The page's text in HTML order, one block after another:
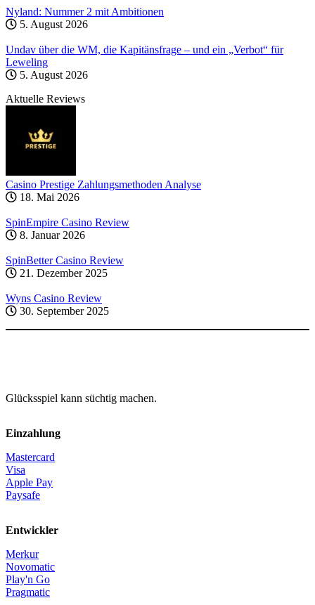
Nyland: Nummer 2 mit Ambitionen
5. August 2026
Undav über die WM, die Kapitänsfrage – und ein „Verbot“ für
Leweling
5. August 2026
Aktuelle Reviews
Casino Prestige Zahlungsmethoden Analyse
18. Mai 2026
SpinEmpire Casino Review
8. Januar 2026
SpinBetter Casino Review
21. Dezember 2025
Wyns Casino Review
30. September 2025
Glücksspiel kann süchtig machen.
Einzahlung
Mastercard
Visa
Apple Pay
Paysafe
Entwickler
Merkur
Novomatic
Play'n Go
Pragmatic